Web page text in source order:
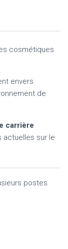
cosmétiques
envers
de
carrière
actuelles sur le
postes